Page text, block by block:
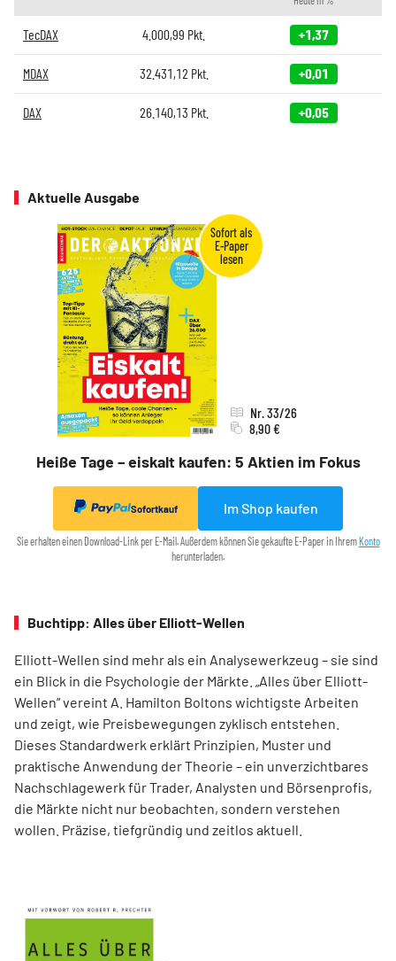
TecDAX 4.000,99 Pkt. +1,37
MDAX 32.431,12 Pkt. +0,01
DAX 26.140,13 Pkt. +0,05
Aktuelle Ausgabe
Heiße Tage – eiskalt kaufen: 5 Aktien im Fokus
Nr. 33/26
8,90 €
Sofortkauf Im Shop kaufen
Sie erhalten einen Download-Link per E-Mail. Außerdem können Sie gekaufte E-Paper in Ihrem Konto
herunterladen.
Buchtipp: Alles über Elliott-Wellen
Elliott-Wellen sind mehr als ein Analysewerkzeug – sie sind
ein Blick in die Psychologie der Märkte. „Alles über Elliott-
Wellen“ vereint A. Hamilton Boltons wichtigste Arbeiten
und zeigt, wie Preisbewegungen zyklisch entstehen.
Dieses Standardwerk erklärt Prinzipien, Muster und
praktische Anwendung der Theorie – ein unverzichtbares
Nachschlagewerk für Trader, Analysten und Börsenprofis,
die Märkte nicht nur beobachten, sondern verstehen
wollen. Präzise, tiefgründig und zeitlos aktuell.